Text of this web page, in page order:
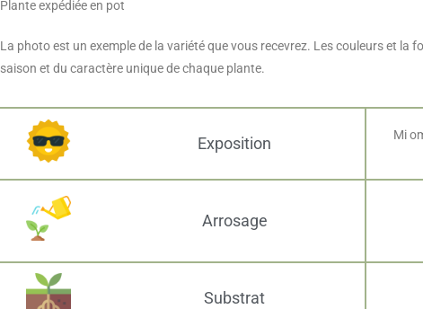
Plante expédiée en pot
La photo est un exemple de la variété que vous recevrez. Les couleurs et la
saison et du caractère unique de chaque plante.
Exposition Mi
Arrosage
Substrat